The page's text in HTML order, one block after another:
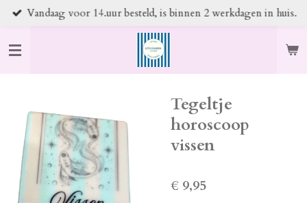
Ga
naar
de
hoofdinhoud
Vandaag voor 14.uur besteld, is binnen 2 werkdagen in huis.
Tegeltje
horoscoop
vissen
€ 9,95